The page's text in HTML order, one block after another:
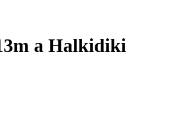
a Halkidiki